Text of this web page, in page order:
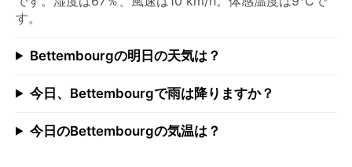
す。
Bettembourgの明日の天気は？
今日、Bettembourgで雨は降りますか？
今日のBettembourgの気温は？